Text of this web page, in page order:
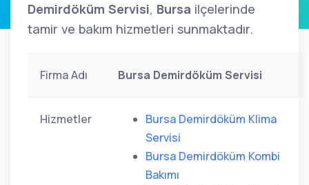
Demirdöküm Servisi, Bursa ilçelerinde
tamir ve bakım hizmetleri sunmaktadır.
Firma Adı Bursa Demirdöküm Servisi
Hizmetler
Bursa Demirdöküm Klima
Servisi
Bursa Demirdöküm Kombi
Bakımı